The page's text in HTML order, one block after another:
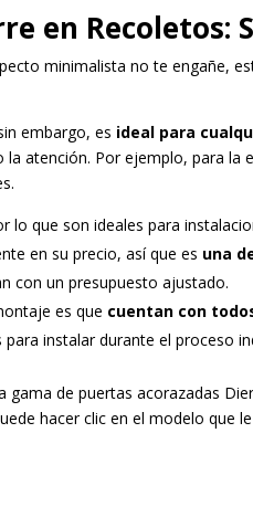
en Recoletos:
minimalista no te engañe,
embargo, es ideal para
la atención. Por ejemplo, para la
lo que son ideales para
en su precio, así que es una
con un presupuesto ajustado.
es que cuentan con
instalar durante el proceso
de puertas acorazadas
hacer clic en el modelo que